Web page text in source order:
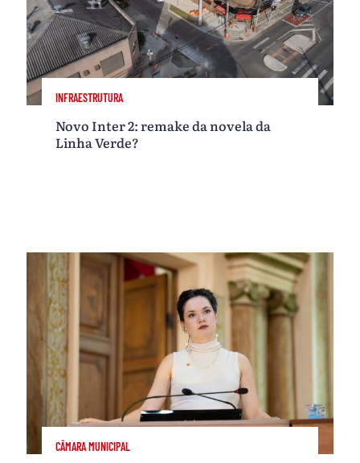
INFRAESTRUTURA
Novo Inter 2: remake da novela da
Linha Verde?
CÂMARA MUNICIPAL